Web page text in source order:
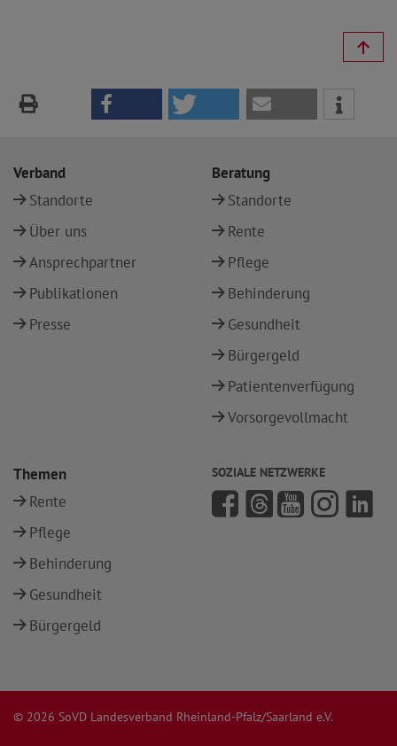
Verband
Standorte
Über uns
Ansprechpartner
Publikationen
Presse
Beratung
Standorte
Rente
Pflege
Behinderung
Gesundheit
Bürgergeld
Patientenverfügung
Vorsorgevollmacht
Themen
Rente
Pflege
Behinderung
Gesundheit
Bürgergeld
SOZIALE NETZWERKE
© 2026 SoVD Landesverband Rheinland-Pfalz/Saarland e.V.